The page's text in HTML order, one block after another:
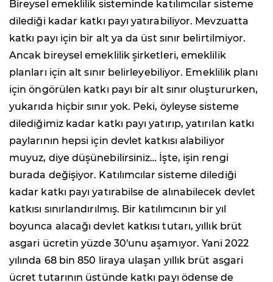
Bireysel emeklilik sisteminde katılımcılar sisteme
dilediği kadar katkı payı yatırabiliyor. Mevzuatta
katkı payı için bir alt ya da üst sınır belirtilmiyor.
Ancak bireysel emeklilik şirketleri, emeklilik
planları için alt sınır belirleyebiliyor. Emeklilik planı
için öngörülen katkı payı bir alt sınır oluştururken,
yukarıda hiçbir sınır yok. Peki, öyleyse sisteme
dilediğimiz kadar katkı payı yatırıp, yatırılan katkı
paylarının hepsi için devlet katkısı alabiliyor
muyuz, diye düşünebilirsiniz… İşte, işin rengi
burada değişiyor. Katılımcılar sisteme dilediği
kadar katkı payı yatırabilse de alınabilecek devlet
katkısı sınırlandırılmış. Bir katılımcının bir yıl
boyunca alacağı devlet katkısı tutarı, yıllık brüt
asgari ücretin yüzde 30'unu aşamıyor. Yani 2022
yılında 68 bin 850 liraya ulaşan yıllık brüt asgari
ücret tutarının üstünde katkı payı ödense de